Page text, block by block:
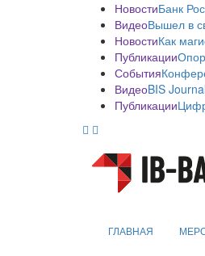
НовостиБанк
ВидеоВышел в
НовостиКак
Публикации
События
ВидеоBIS
Публикации
ГЛАВНАЯ